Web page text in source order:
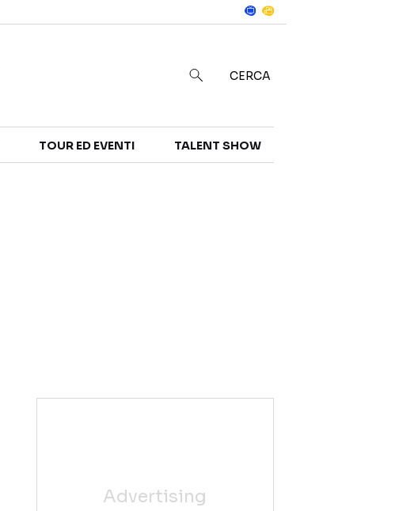
CERCA
TOUR ED EVENTI TALENT SHOW